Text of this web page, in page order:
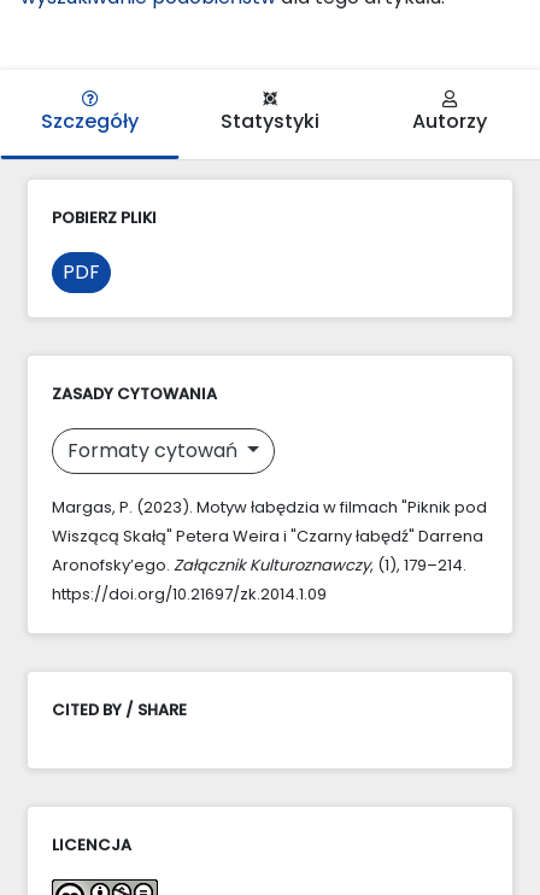
Szczegóły Statystyki Autorzy
POBIERZ PLIKI
PDF
ZASADY CYTOWANIA
Formaty cytowań
Margas, P. (2023). Motyw łabędzia w filmach "Piknik pod
Wiszącą Skałą" Petera Weira i "Czarny łabędź" Darrena
Aronofsky’ego. Załącznik Kulturoznawczy, (1), 179–214.
https://doi.org/10.21697/zk.2014.1.09
CITED BY / SHARE
LICENCJA